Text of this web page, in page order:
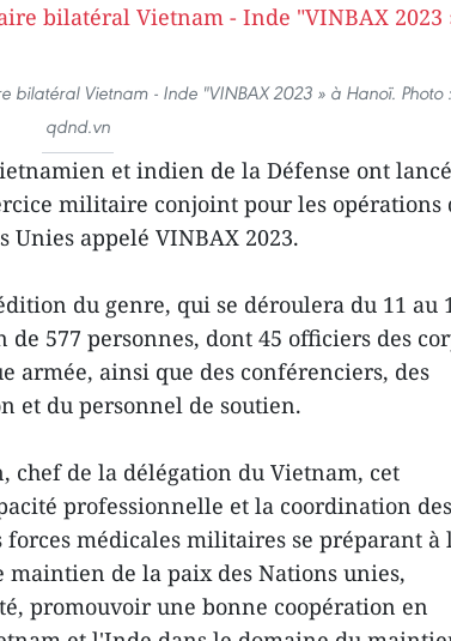
bilatéral Vietnam - Inde "VINBAX 2023 » à Hanoï. Photo :
qdnd.vn
et indien de la Défense ont lancé
militaire conjoint pour les opérations
appelé VINBAX 2023.
du genre, qui se déroulera du 11 au
577 personnes, dont 45 officiers des
armée, ainsi que des conférenciers, des
et du personnel de soutien.
chef de la délégation du Vietnam, cet
professionnelle et la coordination des
médicales militaires se préparant à
de la paix des Nations unies,
promouvoir une bonne coopération en